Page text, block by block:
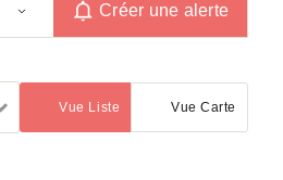
Créer une alerte
Vue Liste
(activé) Vue Carte